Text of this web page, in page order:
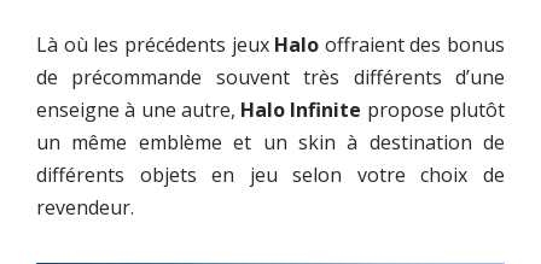
Là où les précédents jeux Halo offraient des bonus
de précommande souvent très différents d’une
enseigne à une autre, Halo Infinite propose plutôt
un même emblème et un skin à destination de
différents objets en jeu selon votre choix de
revendeur.